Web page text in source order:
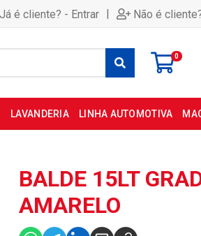
Já é cliente? - Entrar | Não é
0
LAVANDERIA LINHA AUTOMOTIVA
BALDE 15LT
AMARELO